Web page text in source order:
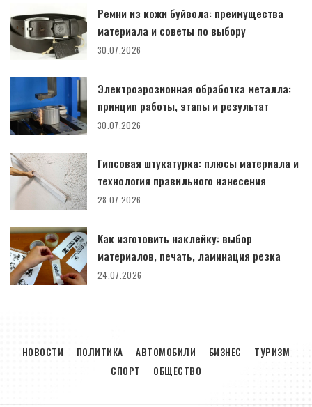
Ремни из кожи буйвола: преимущества
материала и советы по выбору
30.07.2026
Электроэрозионная обработка металла:
принцип работы, этапы и результат
30.07.2026
Гипсовая штукатурка: плюсы материала и
технология правильного нанесения
28.07.2026
Как изготовить наклейку: выбор
материалов, печать, ламинация резка
24.07.2026
НОВОСТИ ПОЛИТИКА АВТОМОБИЛИ БИЗНЕС
ТУРИЗМ
СПОРТ
ОБЩЕСТВО